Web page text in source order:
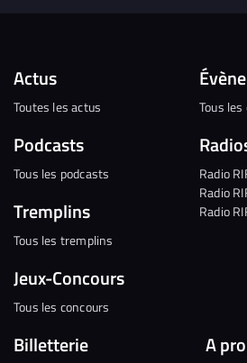
Actus
Toutes les actus
Podcasts
Tous les podcasts
Tremplins
Tous les tremplins
Jeux-Concours
Tous les concours
Tous
Radio
Radio
Radio
Billetterie A